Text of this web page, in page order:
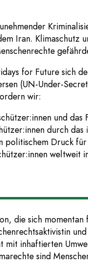
Iran. Klimaschutz
for Future sich
(UN-Under-
wir:
und das
durch das
Druck
weltweit
die sich
inhaftierten
sind